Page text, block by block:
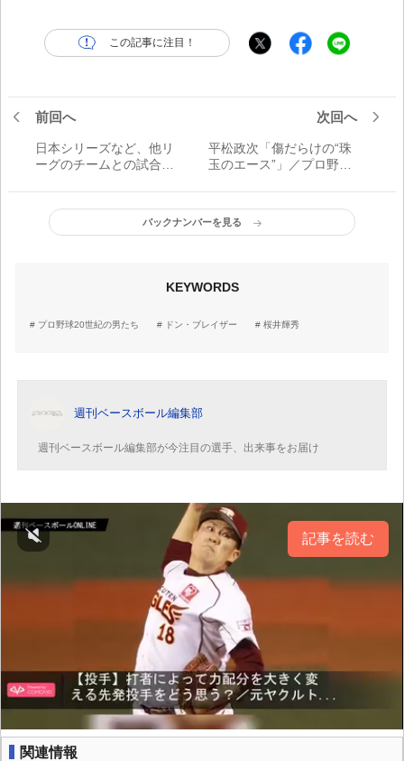
この記事に注目！
前回へ
日本シリーズなど、他リ
ーグのチームとの試合で
ソフトバンク・柴原洋に
聞く
次回へ
平松政次「傷だらけの“珠
玉のエース”」／プロ野球
バックナンバーを見る
KEYWORDS
プロ野球20世紀の男たち ドン・ブレイザー 桜井輝秀
週刊ベースボール編集部
週刊ベースボール編集部が今注目の選手、出来事をお届け
記事を読む
関連情報